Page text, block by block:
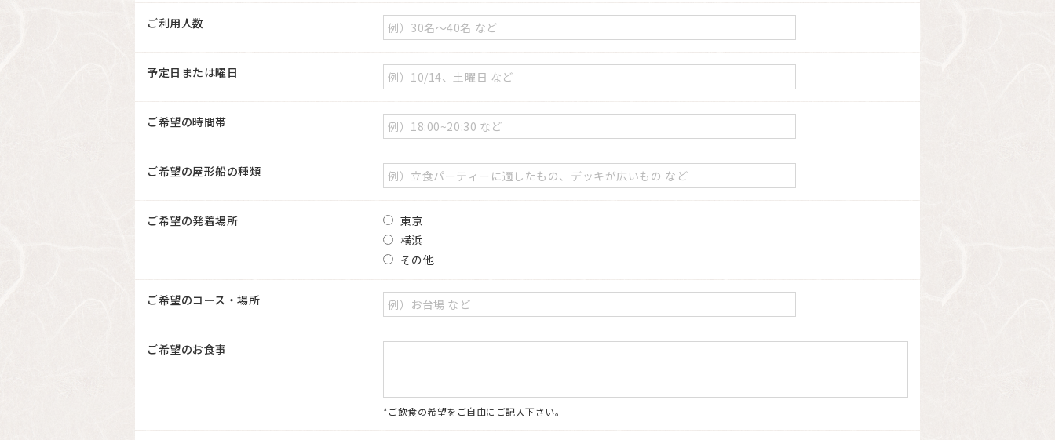
ご利用人数
予定日または曜日
ご希望の時間帯
ご希望の屋形船の種類
ご希望の発着場所
東京
横浜
その他
ご希望のコース・場所
ご希望のお食事
*ご飲食の希望をご自由にご記入下さい。